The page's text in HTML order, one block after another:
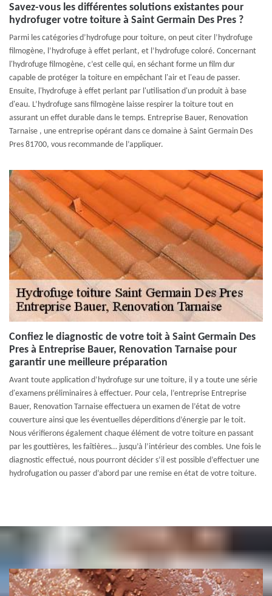
Savez-vous les différentes solutions existantes pour
hydrofuger votre toiture à Saint Germain Des Pres ?
Parmi les catégories d’hydrofuge pour toiture, on peut citer l’hydrofuge
filmogène, l’hydrofuge à effet perlant, et l’hydrofuge coloré. Concernant
l'hydrofuge filmogène, c’est celle qui, en séchant forme un film dur
capable de protéger la toiture en empêchant l'air et l'eau de passer.
Ensuite, l'hydrofuge à effet perlant par l'utilisation d'un produit à base
d'eau. L’hydrofuge sans filmogène laisse respirer la toiture tout en
assurant un effet durable dans le temps. Entreprise Bauer, Renovation
Tarnaise , une entreprise opérant dans ce domaine à Saint Germain Des
Pres 81700, vous recommande de l’appliquer.
Confiez le diagnostic de votre toit à Saint Germain Des
Pres à Entreprise Bauer, Renovation Tarnaise pour
garantir une meilleure préparation
Avant toute application d’hydrofuge sur une toiture, il y a toute une série
d'examens préliminaires à effectuer. Pour cela, l’entreprise Entreprise
Bauer, Renovation Tarnaise effectuera un examen de l’état de votre
couverture ainsi que les éventuelles déperditions d’énergie par le toit.
Nous vérifierons également chaque élément de votre toiture en passant
par les gouttières, les faîtières… jusqu’à l’intérieur des combles. Une fois le
diagnostic effectué, nous pourront décider s’il est possible d’effectuer une
hydrofugation ou passer d’abord par une remise en état de votre toiture.